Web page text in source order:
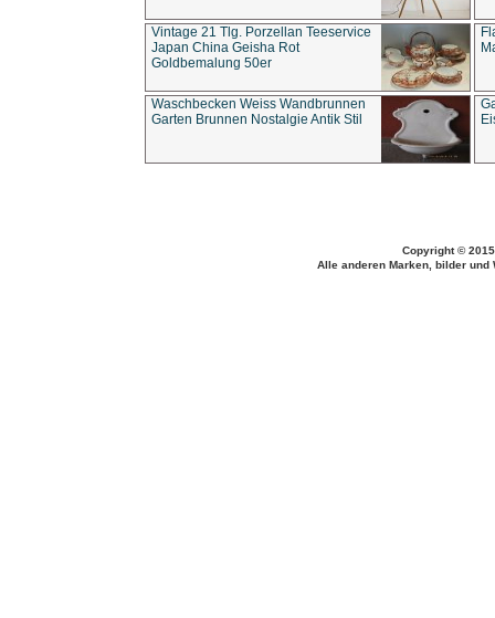
Vintage 21 Tlg. Porzellan Teeservice
Japan China Geisha Rot
Goldbemalung 50er
Waschbecken Weiss Wandbrunnen
Garten Brunnen Nostalgie Antik Stil
Copyright ©
Alle anderen Marken, bilder und